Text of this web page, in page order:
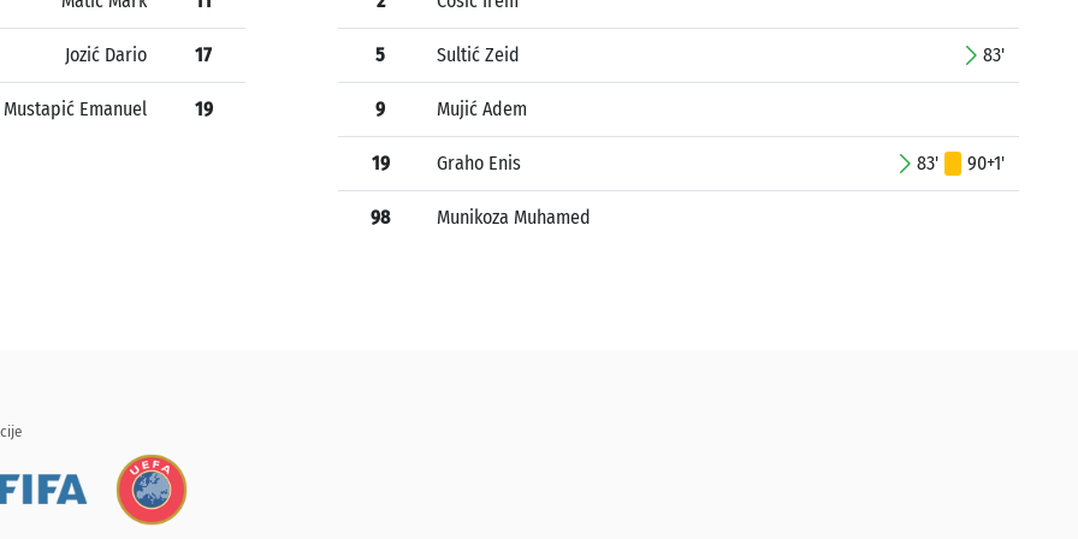
Jozić Dario 17
Mustapić Emanuel 19
5 Sultić Zeid 83'
9 Mujić Adem
19 Graho Enis 83' 90+1'
98 Munikoza Muhamed